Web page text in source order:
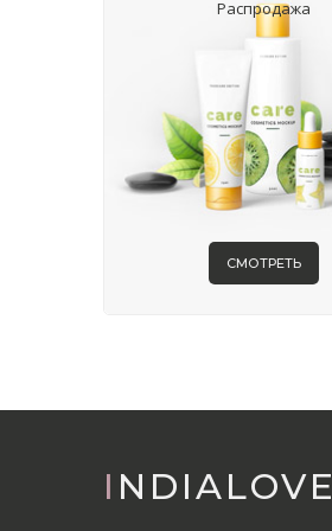
Распродажа
СМОТРЕТЬ
INDIALOVE